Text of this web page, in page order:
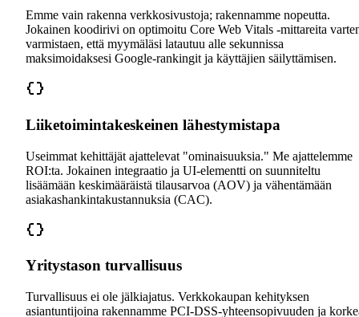
Emme vain rakenna verkkosivustoja; rakennamme nopeutta.
Jokainen koodirivi on optimoitu Core Web Vitals -mittareita
varmistaen, että myymäläsi latautuu alle sekunnissa
maksimoidaksesi Google-rankingit ja käyttäjien säilyttämisen.
Liiketoimintakeskeinen lähestymistapa
Useimmat kehittäjät ajattelevat "ominaisuuksia." Me ajattelemme
ROI:ta. Jokainen integraatio ja UI-elementti on suunniteltu
lisäämään keskimääräistä tilausarvoa (AOV) ja vähentämään
asiakashankintakustannuksia (CAC).
Yritystason turvallisuus
Turvallisuus ei ole jälkiajatus. Verkkokaupan kehityksen
asiantuntijoina rakennamme PCI-DSS-yhteensopivuuden ja